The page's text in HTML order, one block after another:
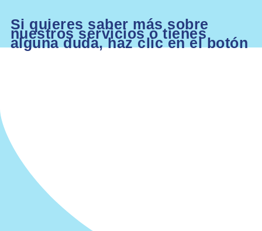
Si quieres saber más sobre
nuestros servicios o tienes
alguna duda, haz clic en el botón